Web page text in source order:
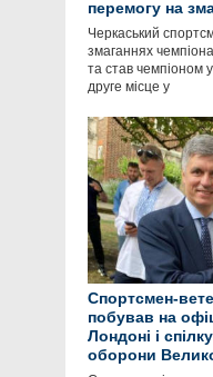
перемогу на
Черкаський
змаганнях
та став чемпіоном
друге місце у
Спортсмен-
побував на
Лондоні і
оборони